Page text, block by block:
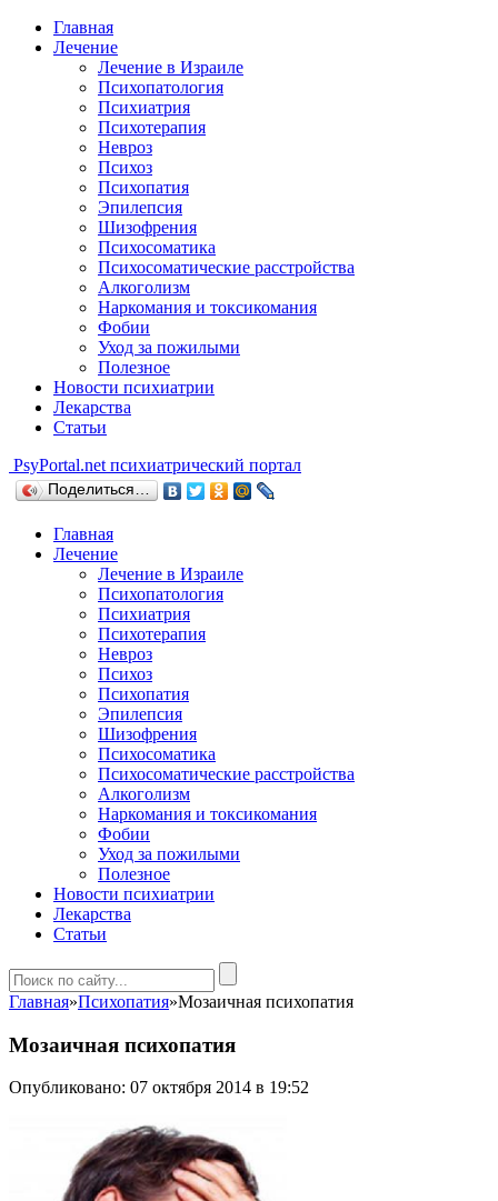
Главная
Лечение
Лечение в Израиле
Психопатология
Психиатрия
Психотерапия
Невроз
Психоз
Психопатия
Эпилепсия
Шизофрения
Психосоматика
Психосоматические расстройства
Алкоголизм
Наркомания и токсикомания
Фобии
Уход за пожилыми
Полезное
Новости психиатрии
Лекарства
Статьи
PsyPortal.net психиатрический портал
Поделиться…
Главная
Лечение
Лечение в Израиле
Психопатология
Психиатрия
Психотерапия
Невроз
Психоз
Психопатия
Эпилепсия
Шизофрения
Психосоматика
Психосоматические расстройства
Алкоголизм
Наркомания и токсикомания
Фобии
Уход за пожилыми
Полезное
Новости психиатрии
Лекарства
Статьи
Главная»Психопатия»Мозаичная психопатия
Мозаичная психопатия
Опубликовано: 07 октября 2014 в 19:52